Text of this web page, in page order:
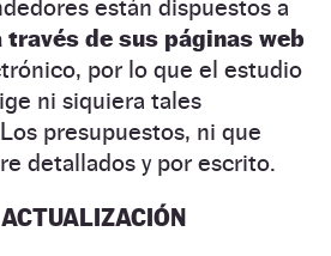
están dispuestos a
de sus páginas web
por lo que el estudio
ni siquiera tales
presupuestos, ni que
detallados y por escrito.